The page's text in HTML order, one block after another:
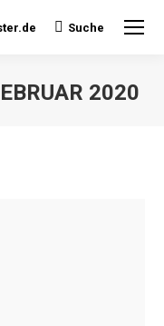
Search:
Suche
2020